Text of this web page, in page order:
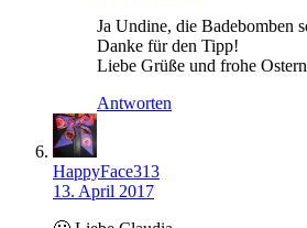
Ja Undine, die Badebomben
Danke für den Tipp!
Liebe Grüße und frohe
Antworten
HappyFace313
13. April 2017